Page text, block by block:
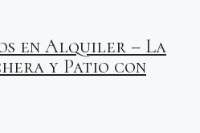
en Alquiler – La
y Patio con